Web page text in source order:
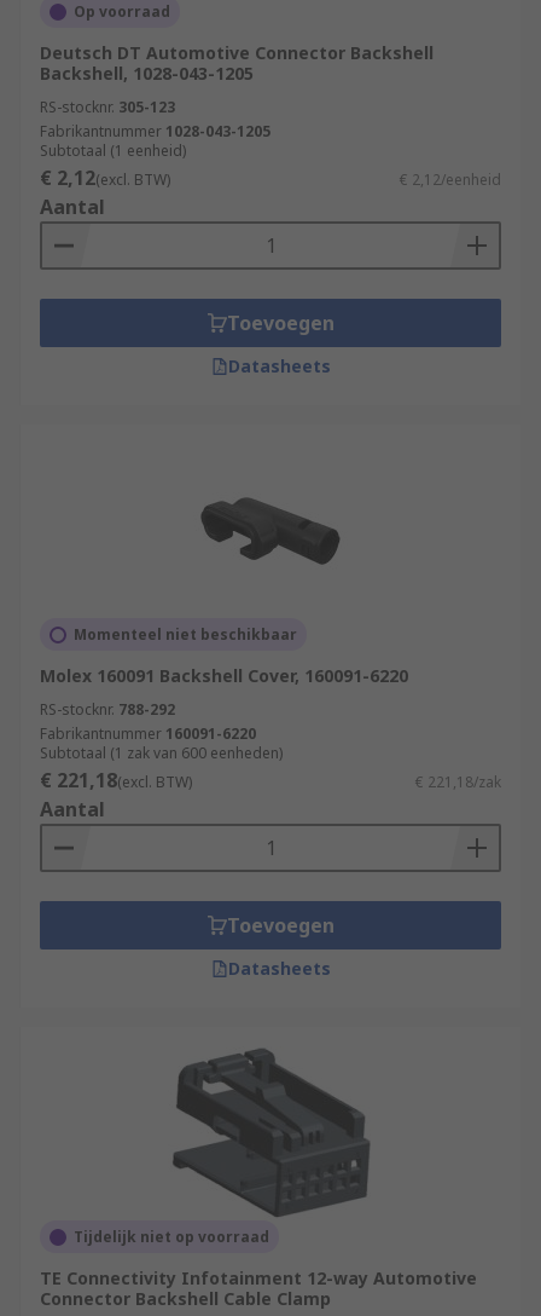
Op voorraad
Deutsch DT Automotive Connector Backshell
Backshell, 1028-043-1205
RS-stocknr. 305-123
Fabrikantnummer 1028-043-1205
Subtotaal (1 eenheid)
€ 2,12(excl. BTW) € 2,12/eenheid
Aantal
Toevoegen
Datasheets
Momenteel niet beschikbaar
Molex 160091 Backshell Cover, 160091-6220
RS-stocknr. 788-292
Fabrikantnummer 160091-6220
Subtotaal (1 zak van 600 eenheden)
€ 221,18(excl. BTW) € 221,18/zak
Aantal
Toevoegen
Datasheets
Tijdelijk niet op voorraad
TE Connectivity Infotainment 12-way Automotive
Connector Backshell Cable Clamp